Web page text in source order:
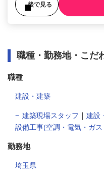
後で見る
職種・勤務地・こだ
職種
建設・建築
建築現場スタッフ ｜ 建設
設備工事(空調・電気・ガス
勤務地
埼玉県